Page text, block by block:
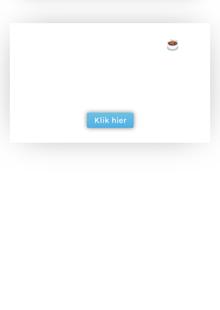
Klik hier